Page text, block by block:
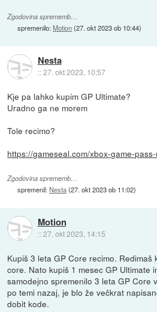
Zgodovina sprememb…
spremenilo:Motion(27. okt 2023 ob 10:44)
Nesta
::27. okt 2023, 10:57
Kje pa lahko kupim GP Ultimate?
Uradno ga ne morem
Tole recimo?
https://gameseal.com/xbox-game-
Zgodovina sprememb…
spremenil:Nesta(27. okt 2023 ob 11:02)
Motion
::27. okt 2023, 14:15
Kupiš 3 leta GP Core recimo. Redimaš
core. Nato kupiš 1 mesec GP Ultimate
samodejno spremenilo 3 leta GP Core
po temi nazaj, je blo že večkrat
dobit kode.